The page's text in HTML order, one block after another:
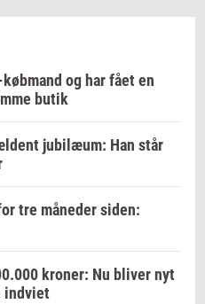
og har fået en
butik
jubilæum: Han står
tre måneder siden:
kroner: Nu bliver nyt
indviet